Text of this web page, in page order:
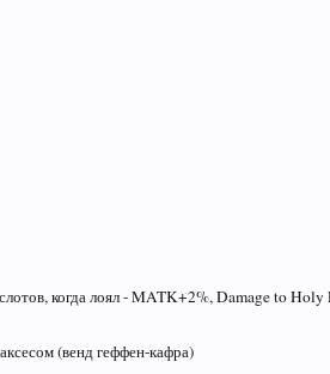
когда лоял - MATK+2%, Damage to
(венд геффен-кафра)